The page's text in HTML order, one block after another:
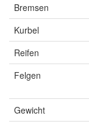
Bremsen
Kurbel
Reifen
Felgen
Gewicht